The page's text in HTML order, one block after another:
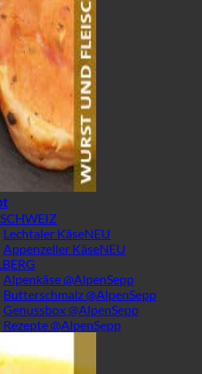
Lechtaler Käse
Appenzeller Käse
Alpenkäse @AlpenSepp
Butterschmalz @AlpenSepp
Genussbox @AlpenSepp
Rezepte @AlpenSepp